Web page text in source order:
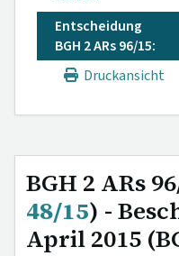
Entscheidung
BGH 2 ARs 96/15:
Druckansicht
BGH 2 ARs
48/15) -
April 2015